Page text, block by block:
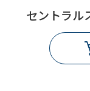
セントラル